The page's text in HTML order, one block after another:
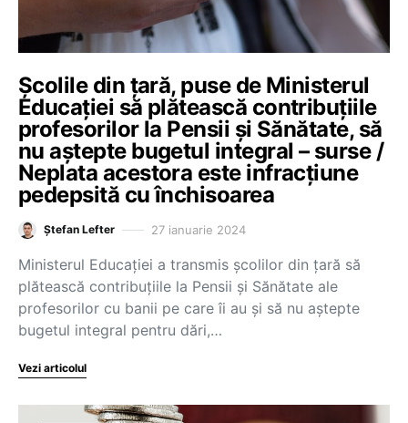
Școlile din țară, puse de Ministerul
Educației să plătească contribuțiile
profesorilor la Pensii și Sănătate, să
nu aștepte bugetul integral – surse /
Neplata acestora este infracțiune
pedepsită cu închisoarea
Ștefan Lefter 27 ianuarie 2024
Ministerul Educației a transmis școlilor din țară să
plătească contribuțiile la Pensii și Sănătate ale
profesorilor cu banii pe care îi au și să nu aștepte
bugetul integral pentru dări,…
Vezi articolul